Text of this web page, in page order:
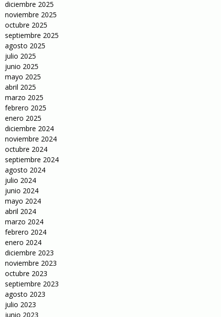
diciembre 2025
noviembre 2025
octubre 2025
septiembre 2025
agosto 2025
julio 2025
junio 2025
mayo 2025
abril 2025
marzo 2025
febrero 2025
enero 2025
diciembre 2024
noviembre 2024
octubre 2024
septiembre 2024
agosto 2024
julio 2024
junio 2024
mayo 2024
abril 2024
marzo 2024
febrero 2024
enero 2024
diciembre 2023
noviembre 2023
octubre 2023
septiembre 2023
agosto 2023
julio 2023
junio 2023